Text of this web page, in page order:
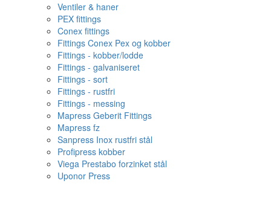
Ventiler & haner
PEX fittings
Conex fittings
Fittings Conex Pex og kobber
Fittings - kobber/lodde
Fittings - galvaniseret
Fittings - sort
Fittings - rustfri
Fittings - messing
Mapress Geberit Fittings
Mapress fz
Sanpress Inox rustfri stål
Profipress kobber
Viega Prestabo forzinket stål
Uponor Press